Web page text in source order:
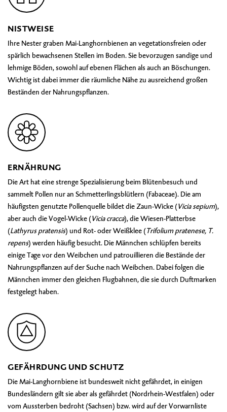
NISTWEISE
Ihre Nester graben Mai-Langhornbienen an vegetationsfreien oder
spärlich bewachsenen Stellen im Boden. Sie bevorzugen sandige und
lehmige Böden, sowohl auf ebenen Flächen als auch an Böschungen.
Wichtig ist dabei immer die räumliche Nähe zu ausreichend großen
Beständen der Nahrungspflanzen.
ERNÄHRUNG
Die Art hat eine strenge Spezialisierung beim Blütenbesuch und
sammelt Pollen nur an Schmetterlingsblütlern (Fabaceae). Die am
häufigsten genutzte Pollenquelle bildet die Zaun-Wicke (Vicia sepium),
aber auch die Vogel-Wicke (Vicia cracca), die Wiesen-Platterbse
(Lathyrus pratensis) und Rot- oder Weißklee (Trifolium pratenese, T.
repens) werden häufig besucht. Die Männchen schlüpfen bereits
einige Tage vor den Weibchen und patrouillieren die Bestände der
Nahrungspflanzen auf der Suche nach Weibchen. Dabei folgen die
Männchen immer den gleichen Flugbahnen, die sie durch Duftmarken
festgelegt haben.
GEFÄHRDUNG UND SCHUTZ
Die Mai-Langhornbiene ist bundesweit nicht gefährdet, in einigen
Bundesländern gilt sie aber als gefährdet (Nordrhein-Westfalen) oder
vom Aussterben bedroht (Sachsen) bzw. wird auf der Vorwarnliste